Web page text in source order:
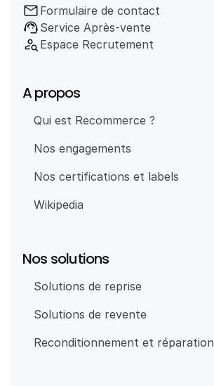
mail Formulaire de contact
support_agent Service Après-vente
person_search Espace Recrutement
A propos
Qui est Recommerce ?
Nos engagements
Nos certifications et labels
Wikipedia
Nos solutions
Solutions de reprise
Solutions de revente
Reconditionnement et réparation